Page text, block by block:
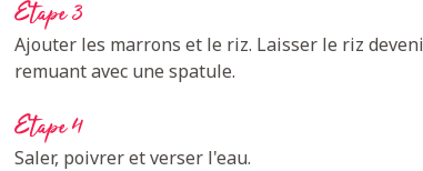
Etape 3
Ajouter les marrons et le riz. Laisser le riz
remuant avec une spatule.
Etape 4
Saler, poivrer et verser l'eau.